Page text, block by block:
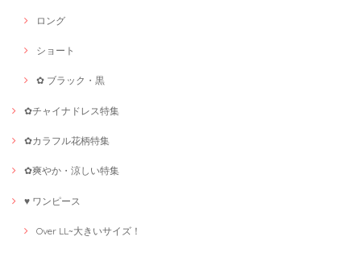
ロング
ショート
✿ ブラック・黒
✿チャイナドレス特集
✿カラフル花柄特集
✿爽やか・涼しい特集
♥ ワンピース
Over LL~大きいサイズ！